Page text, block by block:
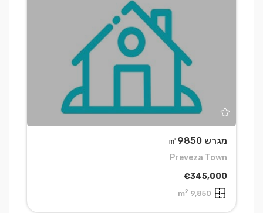
מגרש ㎡9850
Preveza Town
€345,000
9,850 m
2